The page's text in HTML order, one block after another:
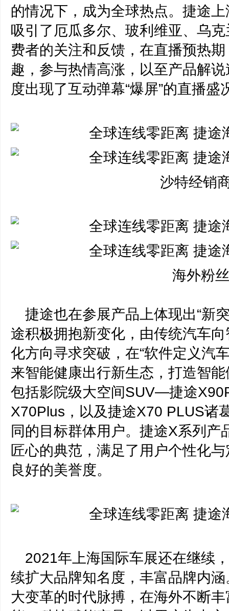
的情况下，成为全球热点。捷途
吸引了厄瓜多尔、玻利维亚、乌
费者的关注和反馈，在直播预热
趣，参与热情高涨，以至产品解
度出现了互动弹幕“爆屏”的直播盛
沙特经销
海外粉
捷途也在参展产品上体现出“新
途积极拥抱新变化，由传统汽车
化方向寻求突破，在“软件定义汽
来智能健康出行新生态，打造智
包括影院级大空间SUV—捷途
X70Plus，以及捷途X70 PLUS诸
同的目标群体用户。捷途X系列产
匠心的典范，满足了用户个性化
良好的美誉度。
2021年上海国际车展还在继续
续扩大品牌知名度，丰富品牌内
大变革的时代脉搏，在海外不断